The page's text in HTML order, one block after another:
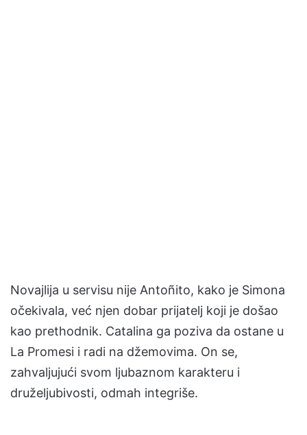
Novajlija u servisu nije Antoñito, kako je Simona
očekivala, već njen dobar prijatelj koji je došao
kao prethodnik. Catalina ga poziva da ostane u
La Promesi i radi na džemovima. On se,
zahvaljujući svom ljubaznom karakteru i
druželjubivosti, odmah integriše.